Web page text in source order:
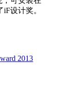
设计奖。